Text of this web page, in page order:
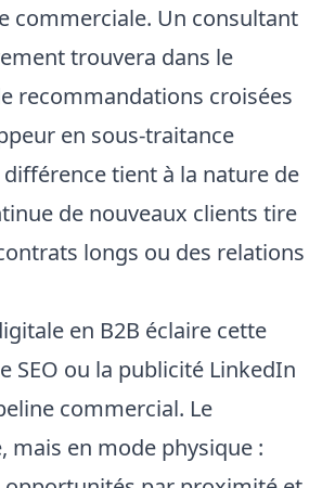
commerciale. Un consultant
trouvera dans le
recommandations croisées
en sous-traitance
tient à la nature de
de nouveaux clients tire
longs ou des relations
en B2B éclaire cette
SEO ou la publicité LinkedIn
commercial. Le
en mode physique :